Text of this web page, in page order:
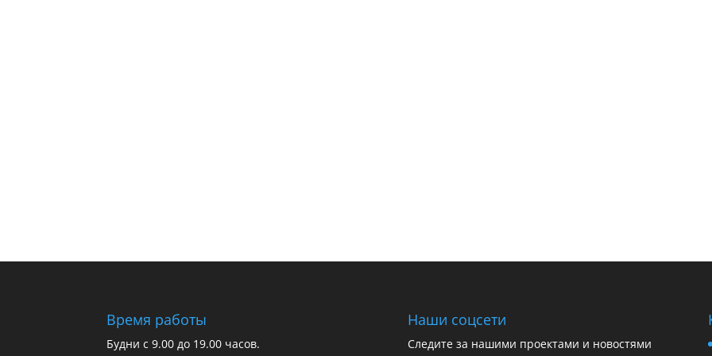
Время работы
Будни с 9.00 до 19.00 часов.
Наши соцсети
Следите за нашими проектами и новостями